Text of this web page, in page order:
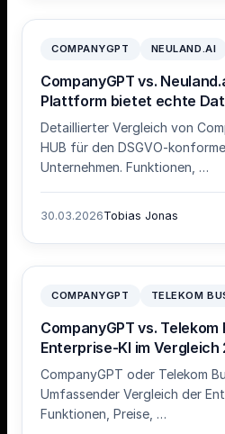
COMPANYGPT NEULAND.AI
CompanyGPT vs.
Plattform bietet echte
Detaillierter Vergleich von
HUB für den DSGVO-
Unternehmen. Funktionen, …
30.03.2026Tobias Jonas
COMPANYGPT TELEKOM
CompanyGPT vs. Telekom
Enterprise-KI im Vergleich
CompanyGPT oder Telekom
Umfassender Vergleich der
Funktionen, Preise, …